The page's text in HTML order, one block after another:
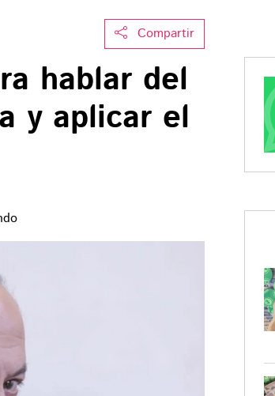
Compartir
hablar del
y aplicar el